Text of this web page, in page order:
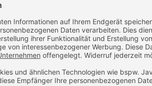
Noch Fragen